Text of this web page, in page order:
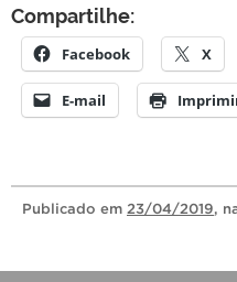
Compartilhe:
Facebook X
E-mail
Publicado em 23/04/2019,